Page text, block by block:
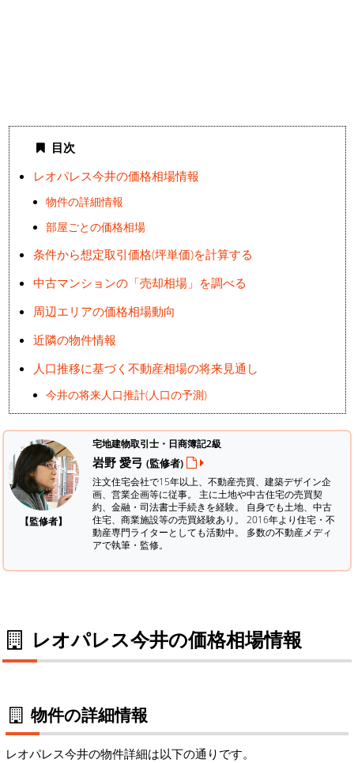
目次
レオパレス今井の価格相場情報
物件の詳細情報
部屋ごとの価格相場
条件から想定取引価格(坪単価)を計算する
中古マンションの「売却相場」を調べる
周辺エリアの価格相場動向
近隣の物件情報
人口推移に基づく不動産相場の将来見通し
今井の将来人口推計(人口の予測)
【監修者】
宅地建物取引士・日商簿記2級
岩野 愛弓 (監修者)
注文住宅会社で15年以上、不動産売買、建築デザイン企
画、営業企画等に従事。 主に土地や中古住宅の売買契
約、金融・司法書士手続きを経験。 自身でも土地、中古
住宅、商業施設等の売買経験あり。 2016年より住宅・不
動産専門ライターとしても活動中。 多数の不動産メディ
アで執筆・監修。
レオパレス今井の価格相場情報
物件の詳細情報
レオパレス今井の物件詳細は以下の通りです。